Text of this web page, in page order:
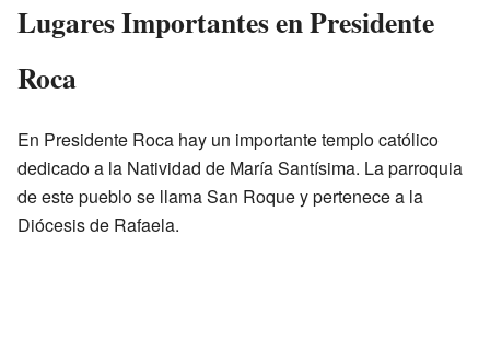
Lugares Importantes en Presidente
Roca
En Presidente Roca hay un importante templo católico
dedicado a la Natividad de María Santísima. La parroquia
de este pueblo se llama San Roque y pertenece a la
Diócesis de Rafaela.